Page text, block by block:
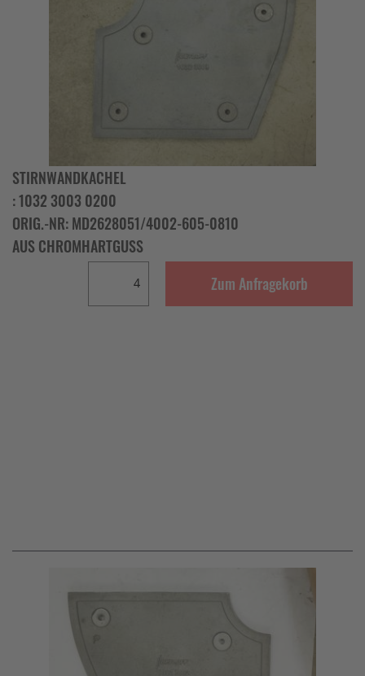
STIRNWANDKACHEL
: 1032 3003 0200
ORIG.-NR: MD2628051/4002-605-0810
AUS CHROMHARTGUSS
Zum Anfragekorb